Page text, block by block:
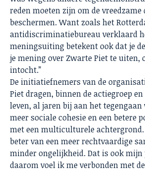
reden moeten zijn om de
beschermen. Want zoals het
antidiscriminatiebureau verklaard
meningsuiting betekent ook dat je
je mening over Zwarte Piet te uiten,
intocht.”
De initiatiefnemers van de
Piet dragen, binnen de actiegroep
leven, al jaren bij aan het
meer sociale cohesie en een betere
met een multiculturele
beter van een meer rechtvaardige
minder ongelijkheid. Dat is ook
daarom voel ik me verbonden met